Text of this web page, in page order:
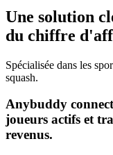
Une solution
du chiffre
Spécialisée dans les
squash.
Anybuddy
joueurs actifs et
revenus.